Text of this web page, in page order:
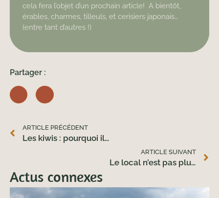
cela fera l’objet d’un prochain article! A bientôt,
érables, charmes, tilleuls, et cerisiers japonais…
(entre tant d’autres !)
Partager :
ARTICLE PRÉCÉDENT
Les kiwis : pourquoi il faut un mâle et une femelle ?
ARTICLE SUIVANT
Le local n’est pas plus cher !
Actus connexes